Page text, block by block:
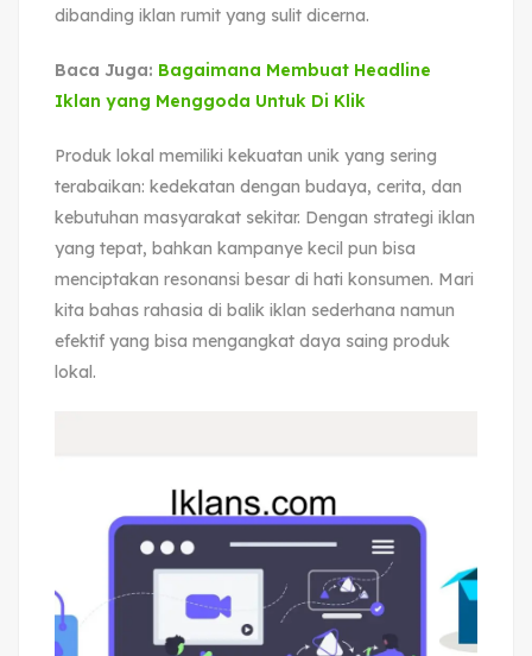
dibanding iklan rumit yang sulit dicerna.
Baca Juga: Bagaimana Membuat Headline
Iklan yang Menggoda Untuk Di Klik
Produk lokal memiliki kekuatan unik yang sering
terabaikan: kedekatan dengan budaya, cerita, dan
kebutuhan masyarakat sekitar. Dengan strategi iklan
yang tepat, bahkan kampanye kecil pun bisa
menciptakan resonansi besar di hati konsumen. Mari
kita bahas rahasia di balik iklan sederhana namun
efektif yang bisa mengangkat daya saing produk
lokal.